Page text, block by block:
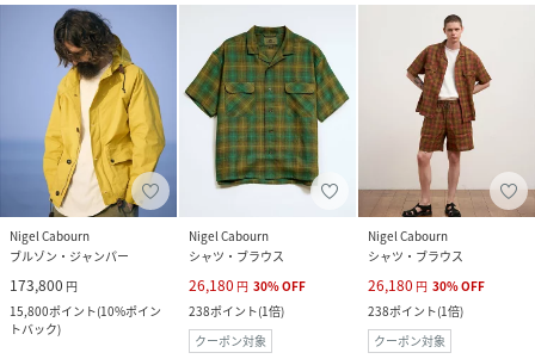
Nigel Cabourn
ブルゾン・ジャンパー
173,800 円
15,800ポイント(10%ポイン
トバック)
Nigel Cabourn
シャツ・ブラウス
26,180 円 30%OFF
238ポイント(1倍)
クーポン対象
Nigel Cabourn
シャツ・ブラウス
26,180 円 30%OFF
238ポイント(1倍)
クーポン対象